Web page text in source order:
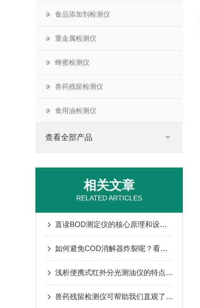
食品添加剂检测仪
重金属检测仪
蜂蜜检测仪
兽药残留检测仪
食用油检测仪
查看全部产品
相关文章
RELATED ARTICLES
直读BOD测定仪的核心原理和设备结构
如何避免COD消解器炸裂呢？看看本篇
浅析便携式红外分光测油仪的特点和应用领域
兽药残留检测仪可帮助我们直观了解畜产品中的兽药残留量